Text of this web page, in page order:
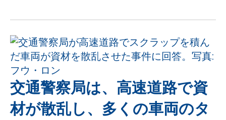
交通警察局は、高速道路で資
材が散乱し、多くの車両のタ